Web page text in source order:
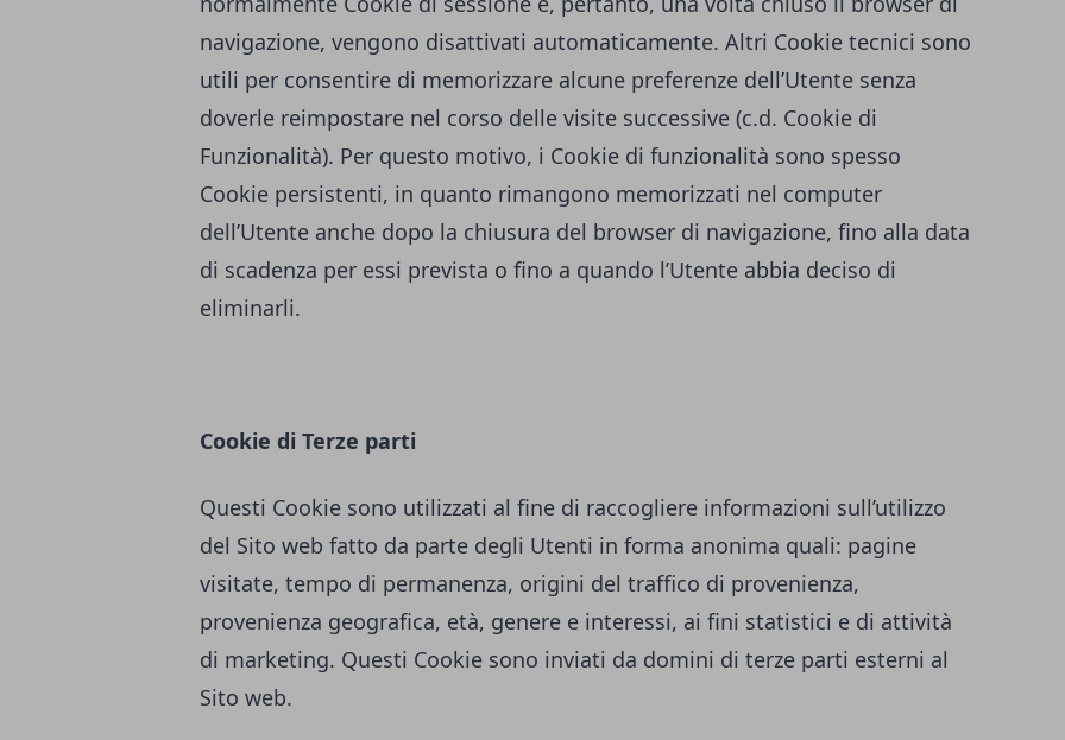
navigazione, vengono disattivati automaticamente. Altri Cookie tecnici sono
utili per consentire di memorizzare alcune preferenze dell’Utente senza
doverle reimpostare nel corso delle visite successive (c.d. Cookie di
Funzionalità). Per questo motivo, i Cookie di funzionalità sono spesso
Cookie persistenti, in quanto rimangono memorizzati nel computer
dell’Utente anche dopo la chiusura del browser di navigazione, fino alla data
di scadenza per essi prevista o fino a quando l’Utente abbia deciso di
eliminarli.
Cookie di Terze parti
Questi Cookie sono utilizzati al fine di raccogliere informazioni sull’utilizzo
del Sito web fatto da parte degli Utenti in forma anonima quali: pagine
visitate, tempo di permanenza, origini del traffico di provenienza,
provenienza geografica, età, genere e interessi, ai fini statistici e di attività
di marketing. Questi Cookie sono inviati da domini di terze parti esterni al
Sito web.